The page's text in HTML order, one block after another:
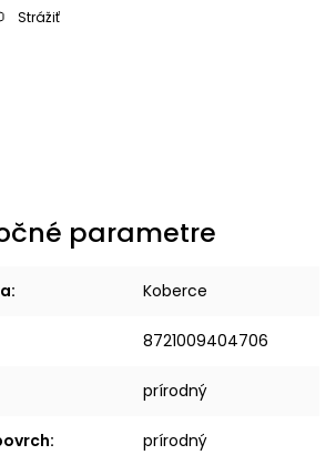
Strážiť
parametre
: Koberce
8721009404706
prírodný
: prírodný